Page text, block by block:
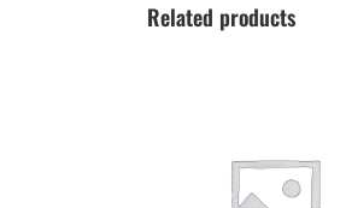
Related products